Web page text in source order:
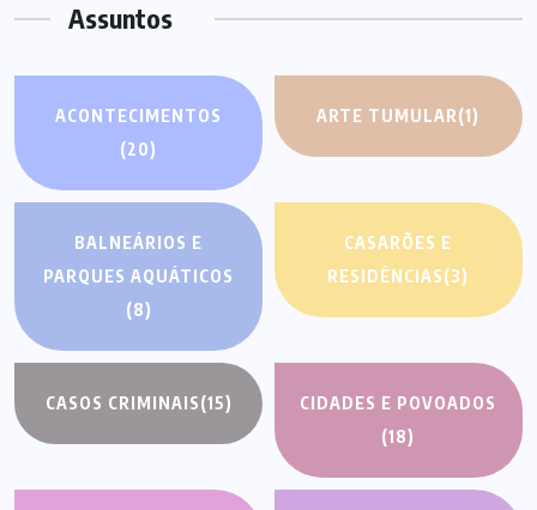
Assuntos
ACONTECIMENTOS
(20)
ARTE TUMULAR(1)
BALNEÁRIOS E
PARQUES AQUÁTICOS
(8)
CASARÕES E
RESIDÊNCIAS(3)
CASOS CRIMINAIS(15)
CIDADES E POVOADOS
(18)